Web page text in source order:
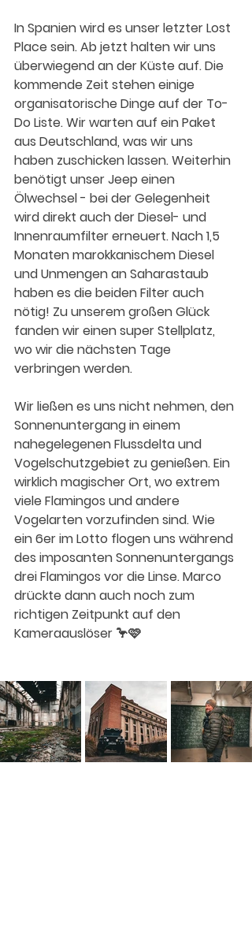
In Spanien wird es unser letzter Lost
Place sein. Ab jetzt halten wir uns
überwiegend an der Küste auf. Die
kommende Zeit stehen einige
organisatorische Dinge auf der To-
Do Liste. Wir warten auf ein Paket
aus Deutschland, was wir uns
haben zuschicken lassen. Weiterhin
benötigt unser Jeep einen
Ölwechsel - bei der Gelegenheit
wird direkt auch der Diesel- und
Innenraumfilter erneuert. Nach 1,5
Monaten marokkanischem Diesel
und Unmengen an Saharastaub
haben es die beiden Filter auch
nötig! Zu unserem großen Glück
fanden wir einen super Stellplatz,
wo wir die nächsten Tage
verbringen werden.
Wir ließen es uns nicht nehmen, den
Sonnenuntergang in einem
nahegelegenen Flussdelta und
Vogelschutzgebiet zu genießen. Ein
wirklich magischer Ort, wo extrem
viele Flamingos und andere
Vogelarten vorzufinden sind. Wie
ein 6er im Lotto flogen uns während
des imposanten Sonnenuntergangs
drei Flamingos vor die Linse. Marco
drückte dann auch noch zum
richtigen Zeitpunkt auf den
Kameraauslöser 🦩🩷